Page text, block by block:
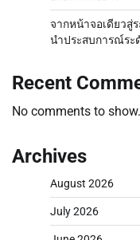
จากหน้าจอเดียวสู่
นำประสบการณ์ระ
Recent
No comments to show.
Archives
August 2026
July 2026